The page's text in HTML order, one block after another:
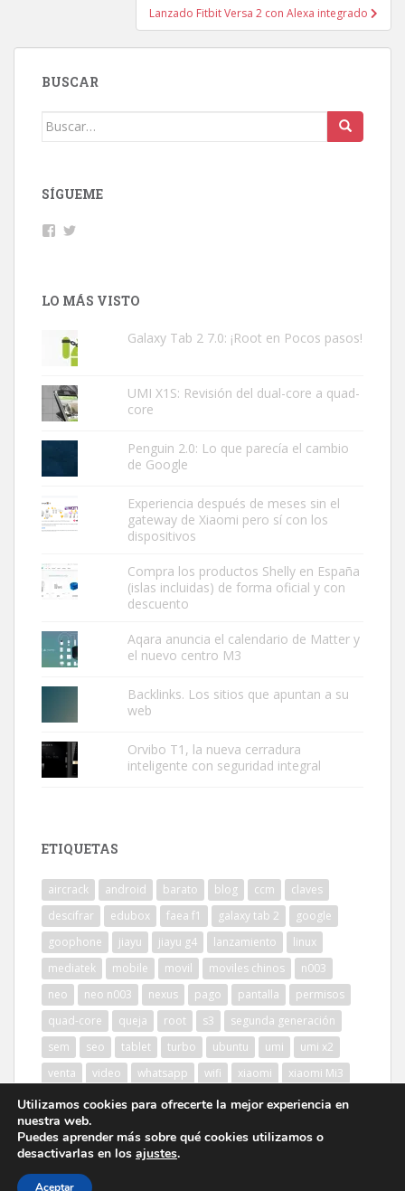
Lanzado Fitbit Versa 2 con Alexa integrado
BUSCAR
Buscar:
SÍGUEME
Facebook
LO MÁS VISTO
Galaxy Tab 2 7.0: ¡Root en Pocos pasos!
UMI X1S: Revisión del dual-core a quad-
core
Penguin 2.0: Lo que parecía el cambio
de Google
Experiencia después de meses sin el
gateway de Xiaomi pero sí con los
dispositivos
Compra los productos Shelly en España
(islas incluidas) de forma oficial y con
descuento
Aqara anuncia el calendario de Matter y
el nuevo centro M3
Backlinks. Los sitios que apuntan a su
web
Orvibo T1, la nueva cerradura
inteligente con seguridad integral
ETIQUETAS
aircrack android barato blog ccm
claves
descifrar
edubox faea f1 galaxy tab 2
google
goophone
jiayu jiayu g4 lanzamiento
linux
mediatek
mobile movil moviles chinos
n003
neo
neo n003 nexus pago pantalla
permisos
quad-core
queja root s3
segunda generación
sem
seo tablet turbo ubuntu umi
umi x2
venta
video whatsapp wifi xiaomi xiaomi Mi3
Utilizamos cookies para ofrecerte la mejor experiencia en
nuestra web.
Puedes aprender más sobre qué cookies utilizamos o
desactivarlas en los ajustes.
Aceptar